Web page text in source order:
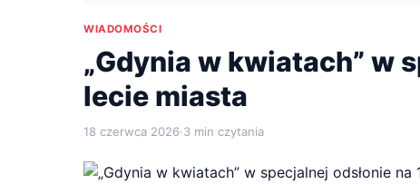
WIADOMOŚCI
„Gdynia w kwiatach” w
lecie miasta
18 czerwca 2026·3 min czytania